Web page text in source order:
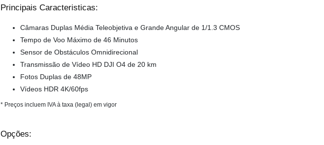
Principais Caracteristicas:
Câmaras Duplas Média Teleobjetiva e Grande Angular de 1/1.3 CMOS
Tempo de Voo Máximo de 46 Minutos
Sensor de Obstáculos Omnidirecional
Transmissão de Vídeo HD DJI O4 de 20 km
Fotos Duplas de 48MP
Vídeos HDR 4K/60fps
* Preços incluem IVA à taxa (legal) em vigor
Opções: